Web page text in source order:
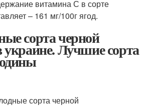
витамина С в сорте
– 161 мг/100г ягод.
сорта черной
Лучшие сорта